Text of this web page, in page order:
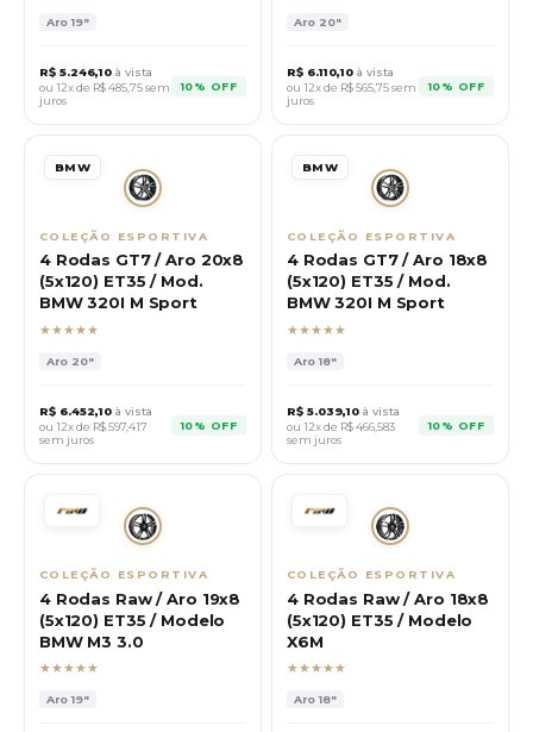
Aro19"
R$ 5.246,10 à vista
ou 12x de R$485,75sem
juros
10% OFF
Aro 20"
R$ 6.110,10 à vista
ou 12x de R$565,75sem
juros
10% OFF
BMW
COLEÇÃO ESPORTIVA
4 Rodas GT7 / Aro 20x8
(5x120) ET35 / Mod.
BMW 320I M Sport
★★★★★
Aro 20"
R$ 6.452,10 à vista
ou 12x de R$597,417
sem juros
10% OFF
BMW
COLEÇÃO ESPORTIVA
4 Rodas GT7 / Aro 18x8
(5x120) ET35 / Mod.
BMW 320I M Sport
★★★★★
Aro18"
R$ 5.039,10 à vista
ou 12x de R$466,583
sem juros
10% OFF
COLEÇÃO ESPORTIVA
4 Rodas Raw / Aro 19x8
(5x120) ET35 / Modelo
BMW M3 3.0
★★★★★
Aro19"
COLEÇÃO ESPORTIVA
4 Rodas Raw / Aro 18x8
(5x120) ET35 / Modelo
X6M
★★★★★
Aro18"